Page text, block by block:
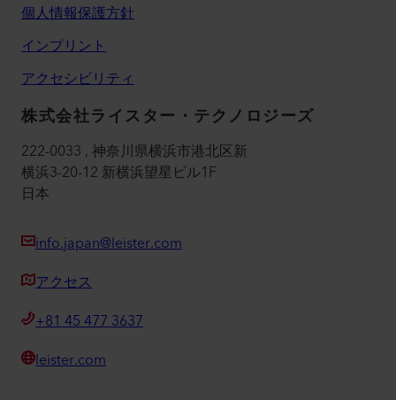
個人情報保護方針
インプリント
アクセシビリティ
株式会社ライスター・テクノロジーズ
222-0033 , 神奈川県横浜市港北区新
横浜3-20-12 新横浜望星ビル1F
日本
info.japan@leister.com
アクセス
+81 45 477 3637
leister.com